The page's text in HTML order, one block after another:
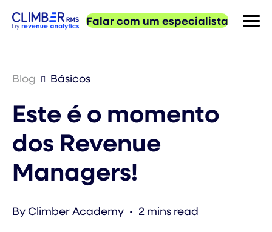
Falar com um especialista
Blog Básicos
Este é o momento
dos Revenue
Managers!
By Climber Academy • 2 mins read